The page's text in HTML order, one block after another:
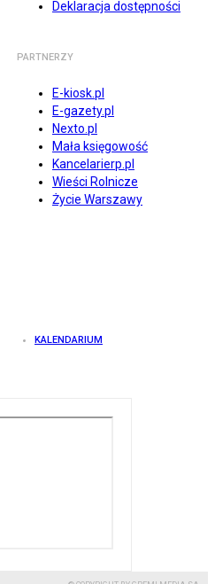
Deklaracja dostępności
PARTNERZY
E-kiosk.pl
E-gazety.pl
Nexto.pl
Mała księgowość
Kancelarierp.pl
Wieści Rolnicze
Życie Warszawy
KALENDARIUM